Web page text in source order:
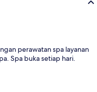
perawatan spa layanan
Spa buka setiap hari.